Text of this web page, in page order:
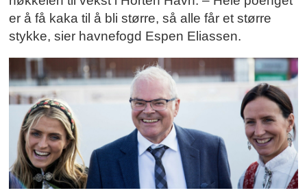
er å få kaka til å bli større, så alle får et større
stykke, sier havnefogd Espen Eliassen.